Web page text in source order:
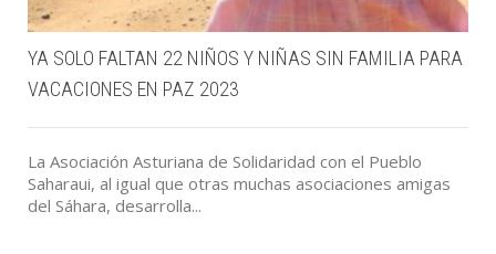
YA SOLO FALTAN 22 NIÑOS Y NIÑAS SIN FAMILIA PARA
VACACIONES EN PAZ 2023
La Asociación Asturiana de Solidaridad con el Pueblo
Saharaui, al igual que otras muchas asociaciones amigas
del Sáhara, desarrolla...